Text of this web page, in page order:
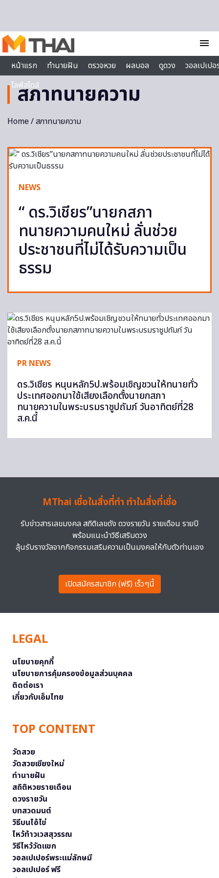
menu
หน้าแรก
ทำนายฝัน ตรวจหวย ผลบอล ดูดวง
วอลเปเป
ไลฟ์สไตล์
สภาทนายความ
Home/ สภาทนายความ
NEWS
“ ดร.วิเชียร”นายกสภา
ทนายความคนใหม่ ลั่นช่วย
ประชาชนที่ไม่ได้รับความเป็น
ธรรม
PR NEWS
ดร.วิเชียร หนุนหลัก5ป.พร้อมเชิญชวนให้ทนายทั่ว
ประเทศออกมาใช้เสียงเลือกตั้งนายกสภา
ทนายความในพระบรมราชูปถัมภ์ วันอาทิตย์ที่28
ส.ค.นี้
MThai เชื่อในสิ่งที่ทำ ทำในสิ่งที่เชื่อ
รับข่าวสารเลขมงคล สถิติเลขดัง ดวงรายวัน รายเดือน รายปี
พร้อมแนะนำวิธีเสริมดวง
ลุ้นรับรางวัลจากกิจกรรมเสริมความเป็นมงคลให้กับตัวท่านเอง
เปิดสมัครสมาชิก (ฟรี) เร็วๆนี้
LEGAL
นโยบายคุกกี้
นโยบายการคุ้มครองข้อมูลส่วนบุคคล
ติดต่อเรา
เกี่ยวกับเอ็มไทย
TOP CONTENT
วัดสวย
วัดสวยเชียงใหม่
ทำนายฝัน
สถิติหวยรายเดือน
ดวงรายวัน
บทสวดมนต์
วิธีบนไอ้ไข่
ไหว้ท้าวเวสสุวรรณ
วิธีไหว้วัดแขก
วอลเปเปอร์พระแม่ลักษมี
วอลเปเปอร์ ฟรี